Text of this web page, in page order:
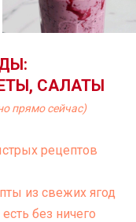
САЛАТЫ
прямо сейчас)
рецептов
из свежих ягод
без ничего